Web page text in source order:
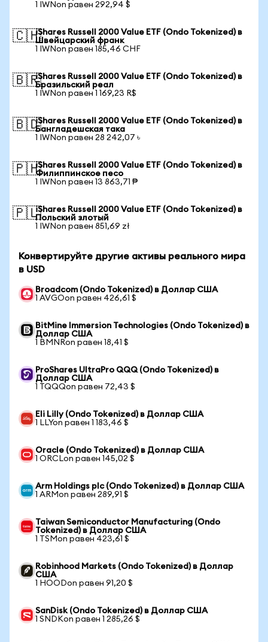
1 IWNon равен 292,94 $
🇨🇭iShares Russell 2000 Value ETF (Ondo Tokenized) в
Швейцарский франк
1 IWNon равен 185,46 CHF
🇧🇷iShares Russell 2000 Value ETF (Ondo Tokenized) в
Бразильский реал
1 IWNon равен 1 169,23 R$
🇧🇩iShares Russell 2000 Value ETF (Ondo Tokenized) в
Бангладешская така
1 IWNon равен 28 242,07 ৳
🇵🇭iShares Russell 2000 Value ETF (Ondo Tokenized) в
Филиппинское песо
1 IWNon равен 13 863,71 ₱
🇵🇱iShares Russell 2000 Value ETF (Ondo Tokenized) в
Польский злотый
1 IWNon равен 851,69 zł
Конвертируйте другие активы реального мира
в USD
Broadcom (Ondo Tokenized) в Доллар США
1 AVGOon равен 426,61 $
BitMine Immersion Technologies (Ondo Tokenized) в
Доллар США
1 BMNRon равен 18,41 $
ProShares UltraPro QQQ (Ondo Tokenized) в
Доллар США
1 TQQQon равен 72,43 $
Eli Lilly (Ondo Tokenized) в Доллар США
1 LLYon равен 1 183,46 $
Oracle (Ondo Tokenized) в Доллар США
1 ORCLon равен 145,02 $
Arm Holdings plc (Ondo Tokenized) в Доллар США
1 ARMon равен 289,91 $
Taiwan Semiconductor Manufacturing (Ondo
Tokenized) в Доллар США
1 TSMon равен 423,61 $
Robinhood Markets (Ondo Tokenized) в Доллар
США
1 HOODon равен 91,20 $
SanDisk (Ondo Tokenized) в Доллар США
1 SNDKon равен 1 285,26 $